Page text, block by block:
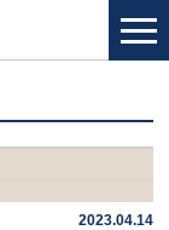
2023.04.14